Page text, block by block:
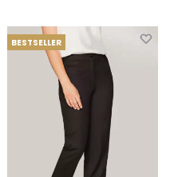
wynosiła:
499 zł.
349 zł.
BESTSELLER